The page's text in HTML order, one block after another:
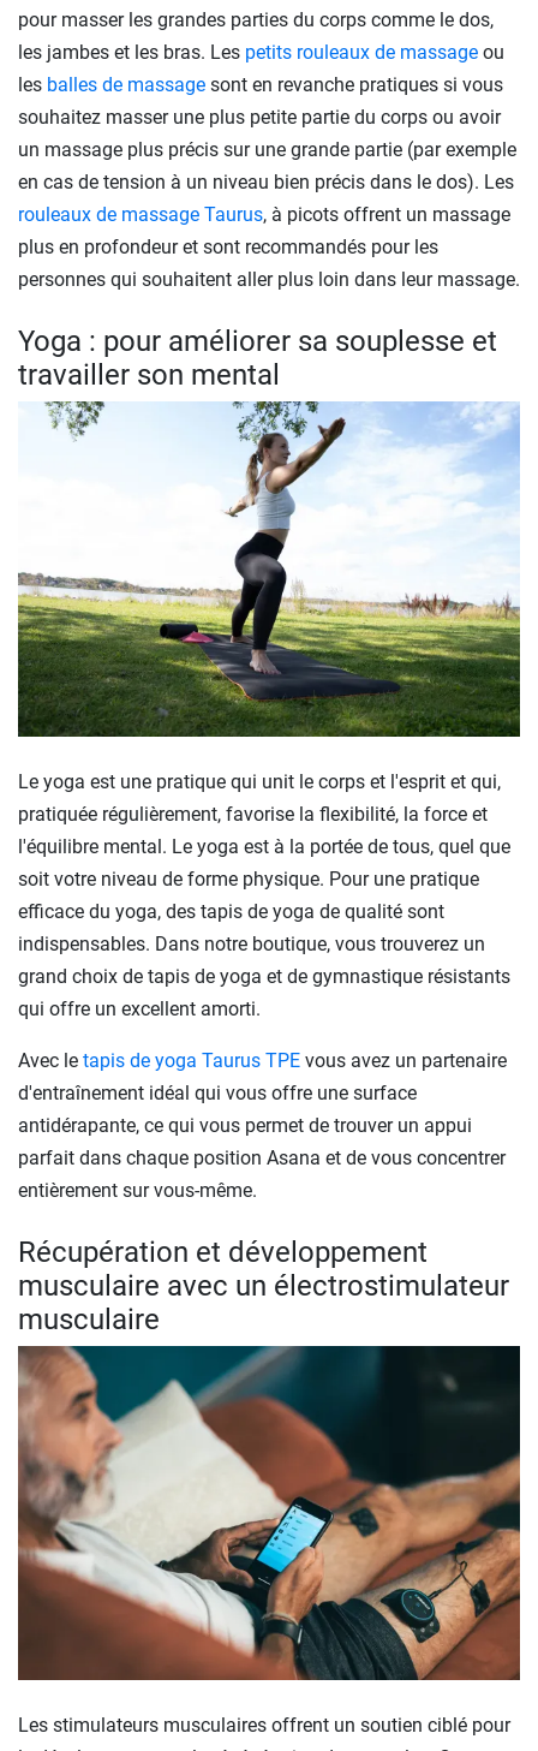
pour masser les grandes parties du corps comme le dos,
les jambes et les bras. Les petits rouleaux de massage ou
les balles de massage sont en revanche pratiques si vous
souhaitez masser une plus petite partie du corps ou avoir
un massage plus précis sur une grande partie (par exemple
en cas de tension à un niveau bien précis dans le dos). Les
rouleaux de massage Taurus, à picots offrent un massage
plus en profondeur et sont recommandés pour les
personnes qui souhaitent aller plus loin dans leur massage.
Yoga : pour améliorer sa souplesse et
travailler son mental
Le yoga est une pratique qui unit le corps et l'esprit et qui,
pratiquée régulièrement, favorise la flexibilité, la force et
l'équilibre mental. Le yoga est à la portée de tous, quel que
soit votre niveau de forme physique. Pour une pratique
efficace du yoga, des tapis de yoga de qualité sont
indispensables. Dans notre boutique, vous trouverez un
grand choix de tapis de yoga et de gymnastique résistants
qui offre un excellent amorti.
Avec le tapis de yoga Taurus TPE vous avez un partenaire
d'entraînement idéal qui vous offre une surface
antidérapante, ce qui vous permet de trouver un appui
parfait dans chaque position Asana et de vous concentrer
entièrement sur vous-même.
Récupération et développement
musculaire avec un électrostimulateur
musculaire
Les stimulateurs musculaires offrent un soutien ciblé pour